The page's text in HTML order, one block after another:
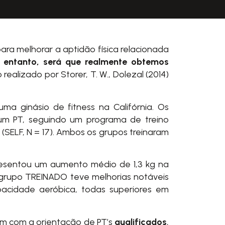
melhorar a aptidão física relacionada
entanto, será que realmente obtemos
por Storer, T. W., Dolezal (2014)
ginásio de fitness na Califórnia. Os
PT, seguindo um programa de treino
N = 17). Ambos os grupos treinaram
um aumento médio de 1,3 kg na
TREINADO teve melhorias notáveis
aeróbica, todas superiores em
com a orientação de PT’s qualificados,